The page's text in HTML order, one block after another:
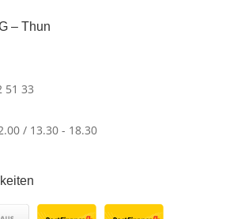
– Thun
51 33
/ 13.30 - 18.30